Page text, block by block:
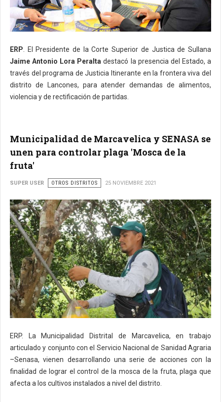
ERP . El Presidente de la Corte Superior de Justica de Sullana
Jaime Antonio Lora Peralta destacó la presencia del Estado, a
través del programa de Justicia Itinerante en la frontera viva del
distrito de Lancones, para atender demandas de alimentos,
violencia y de rectificación de partidas.
Municipalidad de Marcavelica y SENASA se
unen para controlar plaga 'Mosca de la
fruta'
SUPER USER OTROS DISTRITOS 25 NOVIEMBRE 2021
ERP. La Municipalidad Distrital de Marcavelica, en trabajo
articulado y conjunto con el Servicio Nacional de Sanidad Agraria
–Senasa, vienen desarrollando una serie de acciones con la
finalidad de lograr el control de la mosca de la fruta, plaga que
afecta a los cultivos instalados a nivel del distrito.